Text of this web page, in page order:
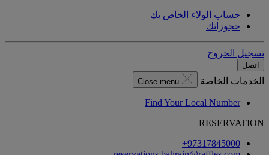
حساب الولاء الخاص بك
حجوزاتك
تسجيل الخروج
اتصل
الخدمات الخاصة Close menu
Find Your Local Number
RESERVATION
‎+97317845000‏